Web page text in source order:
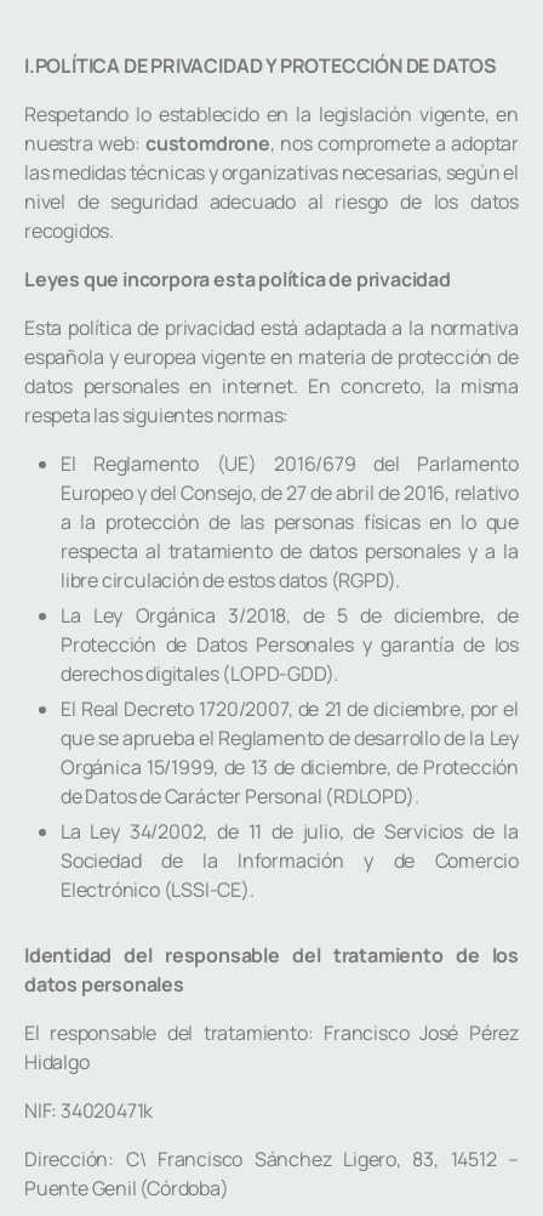
I.POLÍTICA DE PRIVACIDAD Y PROTECCIÓN DE DATOS
Respetando lo establecido en la legislación vigente, en
nuestra web:customdrone, nos compromete a adoptar
las medidas técnicas y organizativas necesarias, según el
nivel de seguridad adecuado al riesgo de los datos
recogidos.
Leyes que incorpora esta política de privacidad
Esta política de privacidad está adaptada a la normativa
española y europea vigente en materia de protección de
datos personales en internet. En concreto, la misma
respeta las siguientes normas:
El Reglamento (UE) 2016/679 del Parlamento
Europeo y del Consejo, de 27 de abril de 2016, relativo
a la protección de las personas físicas en lo que
respecta al tratamiento de datos personales y a la
libre circulación de estos datos (RGPD).
La Ley Orgánica 3/2018, de 5 de diciembre, de
Protección de Datos Personales y garantía de los
derechos digitales (LOPD-GDD).
El Real Decreto 1720/2007, de 21 de diciembre, por el
que se aprueba el Reglamento de desarrollo de la Ley
Orgánica 15/1999, de 13 de diciembre, de Protección
de Datos de Carácter Personal (RDLOPD).
La Ley 34/2002, de 11 de julio, de Servicios de la
Sociedad de la Información y de Comercio
Electrónico (LSSI-CE).
Identidad del responsable del tratamiento de los
datos personales
El responsable del tratamiento: Francisco José Pérez
Hidalgo
NIF: 34020471k
Dirección: C\ Francisco Sánchez Ligero, 83, 14512 –
Puente Genil (Córdoba)